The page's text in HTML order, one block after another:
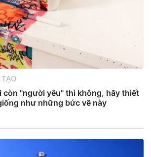
còn "người yêu" thì không, hãy thiết
như những bức vẽ này